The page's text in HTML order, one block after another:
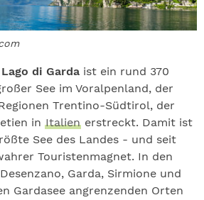
Lago di Garda ist ein rund 370
See im Voralpenland, der
Trentino-Südtirol, der
in Italien erstreckt. Damit ist
See des Landes - und seit
Touristenmagnet. In den
Garda, Sirmione und
Gardasee angrenzenden Orten